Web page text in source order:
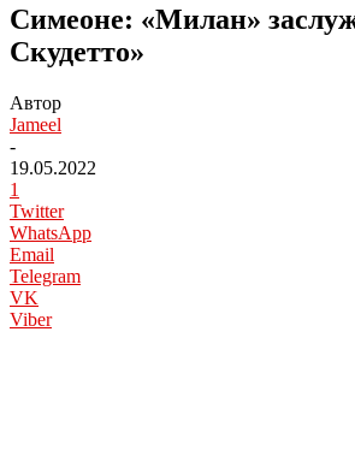
Симеоне: «Милан»
Скудетто»
Автор
Jameel
-
19.05.2022
1
Twitter
WhatsApp
Email
Telegram
VK
Viber